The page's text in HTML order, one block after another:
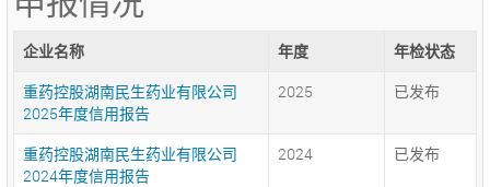
企业名称 年度
年检状态
重药控股湖南民生药业有限公司
2025年度信用报告
2025 已发布
重药控股湖南民生药业有限公司
2024年度信用报告
2024 已发布